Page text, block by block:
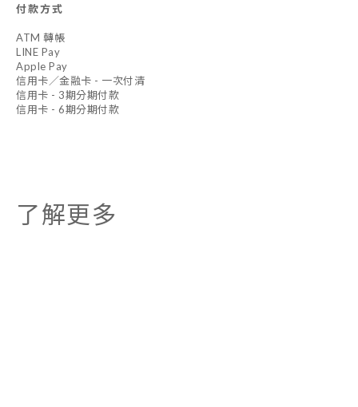
付款方式
ATM 轉帳
LINE Pay
Apple Pay
信用卡／金融卡 - 一次付清
信用卡 - 3期分期付款
信用卡 - 6期分期付款
了解更多